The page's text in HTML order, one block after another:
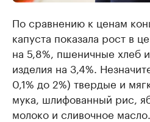
По сравнению к ценам
капуста показала рост в
на 5,8%, пшеничные хлеб
изделия на 3,4%.
0,1% до 2%) твердые и
мука, шлифованный рис,
молоко и сливочное масло.